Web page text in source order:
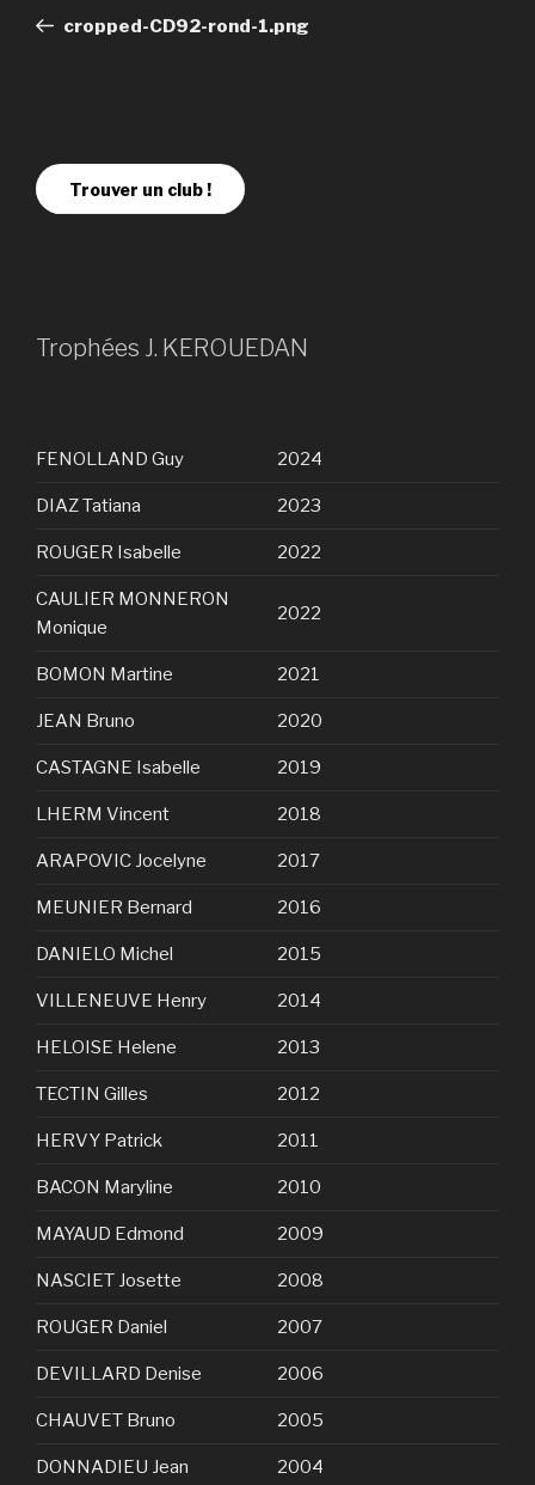
cropped-CD92-rond-1.png
Trouver un club !
Trophées J. KEROUEDAN
FENOLLAND Guy 2024
DIAZ Tatiana 2023
ROUGER Isabelle 2022
CAULIER MONNERON
Monique
2022
BOMON Martine 2021
JEAN Bruno 2020
CASTAGNE Isabelle 2019
LHERM Vincent 2018
ARAPOVIC Jocelyne 2017
MEUNIER Bernard 2016
DANIELO Michel 2015
VILLENEUVE Henry 2014
HELOISE Helene 2013
TECTIN Gilles 2012
HERVY Patrick 2011
BACON Maryline 2010
MAYAUD Edmond 2009
NASCIET Josette 2008
ROUGER Daniel 2007
DEVILLARD Denise 2006
CHAUVET Bruno 2005
DONNADIEU Jean 2004